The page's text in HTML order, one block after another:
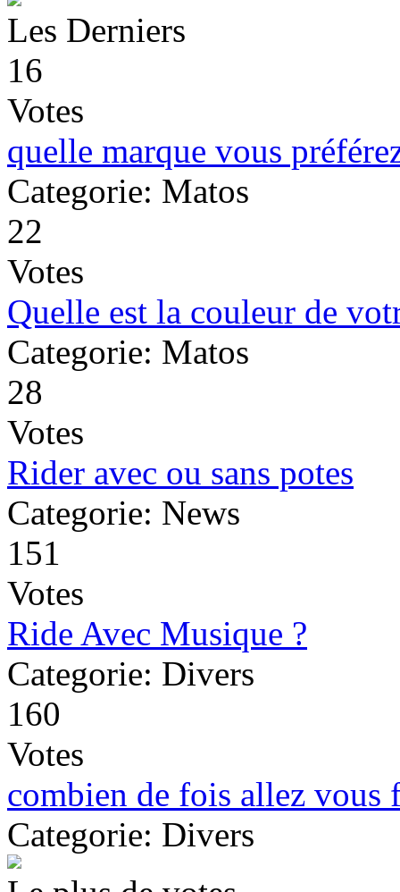
Les Derniers
16
Votes
quelle marque vous
Categorie: Matos
22
Votes
Quelle est la couleur de
Categorie: Matos
28
Votes
Rider avec ou sans potes
Categorie: News
151
Votes
Ride Avec Musique ?
Categorie: Divers
160
Votes
combien de fois allez vous
Categorie: Divers